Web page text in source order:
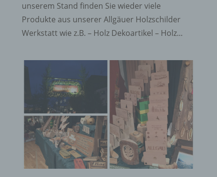
unserem Stand finden Sie wieder viele
Produkte aus unserer Allgäuer Holzschilder
Werkstatt wie z.B. – Holz Dekoartikel – Holz...